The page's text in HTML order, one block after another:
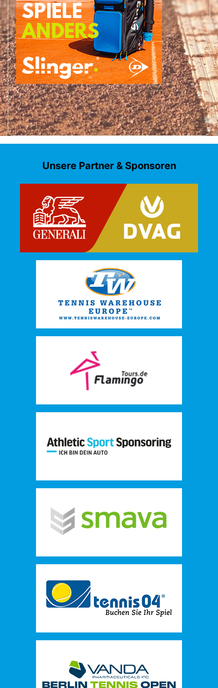
Unsere Partner & Sponsoren